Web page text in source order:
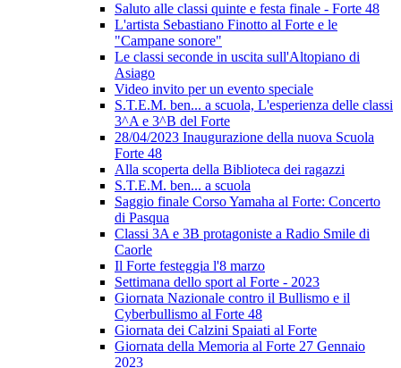
Saluto alle classi quinte e festa finale - Forte 48
L'artista Sebastiano Finotto al Forte e le
"Campane sonore"
Le classi seconde in uscita sull'Altopiano di
Asiago
Video invito per un evento speciale
S.T.E.M. ben... a scuola, L'esperienza delle classi
3^A e 3^B del Forte
28/04/2023 Inaugurazione della nuova Scuola
Forte 48
Alla scoperta della Biblioteca dei ragazzi
S.T.E.M. ben... a scuola
Saggio finale Corso Yamaha al Forte: Concerto
di Pasqua
Classi 3A e 3B protagoniste a Radio Smile di
Caorle
Il Forte festeggia l'8 marzo
Settimana dello sport al Forte - 2023
Giornata Nazionale contro il Bullismo e il
Cyberbullismo al Forte 48
Giornata dei Calzini Spaiati al Forte
Giornata della Memoria al Forte 27 Gennaio
2023